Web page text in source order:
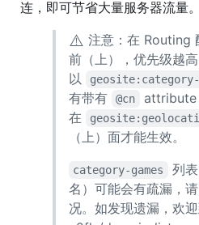
连，即可节省大量服务器流量。
⚠️ 注意：在 Routing
前（上），优先级越
以
geosite:category-
有带有
@cn
attribute
在
（上）面才能生效。
category-games
列
名）可能会有疏漏，
况。如发现遗漏，欢